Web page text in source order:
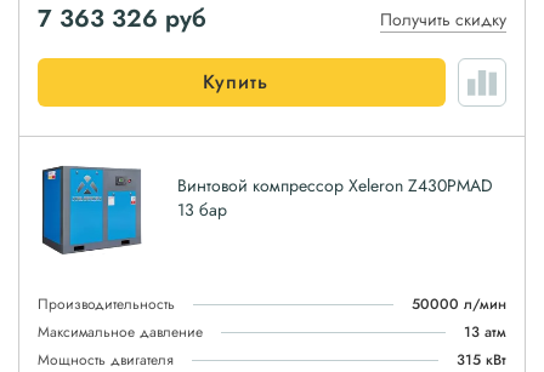
7 363 326 руб Получить скидку
Купить
Винтовой компрессор Xeleron Z430PMAD
13 бар
Производительность
50000 л/мин
Максимальное давление
13 атм
Мощность двигателя
315 кВт